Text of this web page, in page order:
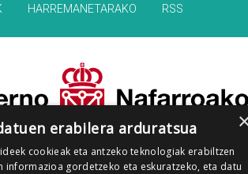
HARREMANETARAKO RSS
erabilera arduratsua
cookieak eta antzeko teknologiak erabiltzen
informazioa gordetzeko eta eskuratzeko, eta datu